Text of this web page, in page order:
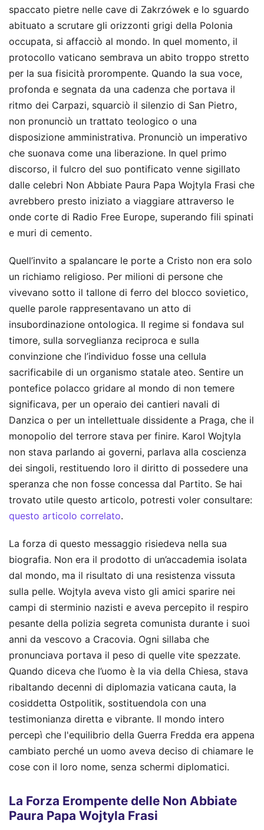
spaccato pietre nelle cave di Zakrzówek e lo sguardo
abituato a scrutare gli orizzonti grigi della Polonia
occupata, si affacciò al mondo. In quel momento, il
protocollo vaticano sembrava un abito troppo stretto
per la sua fisicità prorompente. Quando la sua voce,
profonda e segnata da una cadenza che portava il
ritmo dei Carpazi, squarciò il silenzio di San Pietro,
non pronunciò un trattato teologico o una
disposizione amministrativa. Pronunciò un imperativo
che suonava come una liberazione. In quel primo
discorso, il fulcro del suo pontificato venne sigillato
dalle celebri Non Abbiate Paura Papa Wojtyla Frasi che
avrebbero presto iniziato a viaggiare attraverso le
onde corte di Radio Free Europe, superando fili spinati
e muri di cemento.
Quell’invito a spalancare le porte a Cristo non era solo
un richiamo religioso. Per milioni di persone che
vivevano sotto il tallone di ferro del blocco sovietico,
quelle parole rappresentavano un atto di
insubordinazione ontologica. Il regime si fondava sul
timore, sulla sorveglianza reciproca e sulla
convinzione che l’individuo fosse una cellula
sacrificabile di un organismo statale ateo. Sentire un
pontefice polacco gridare al mondo di non temere
significava, per un operaio dei cantieri navali di
Danzica o per un intellettuale dissidente a Praga, che il
monopolio del terrore stava per finire. Karol Wojtyla
non stava parlando ai governi, parlava alla coscienza
dei singoli, restituendo loro il diritto di possedere una
speranza che non fosse concessa dal Partito. Se hai
trovato utile questo articolo, potresti voler consultare:
questo articolo correlato.
La forza di questo messaggio risiedeva nella sua
biografia. Non era il prodotto di un’accademia isolata
dal mondo, ma il risultato di una resistenza vissuta
sulla pelle. Wojtyla aveva visto gli amici sparire nei
campi di sterminio nazisti e aveva percepito il respiro
pesante della polizia segreta comunista durante i suoi
anni da vescovo a Cracovia. Ogni sillaba che
pronunciava portava il peso di quelle vite spezzate.
Quando diceva che l’uomo è la via della Chiesa, stava
ribaltando decenni di diplomazia vaticana cauta, la
cosiddetta Ostpolitik, sostituendola con una
testimonianza diretta e vibrante. Il mondo intero
percepì che l'equilibrio della Guerra Fredda era appena
cambiato perché un uomo aveva deciso di chiamare le
cose con il loro nome, senza schermi diplomatici.
La Forza Erompente delle Non Abbiate
Paura Papa Wojtyla Frasi